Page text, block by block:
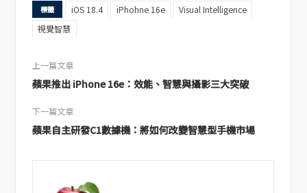
標籤 iOS 18.4 iPhohne 16e
Visual Intelligence
視覺智慧
上一篇文章
蘋果推出 iPhone 16e：效能、智慧與攝影三大突破
下一篇文章
蘋果自主研發C1數據機：將如何改變智慧型手機市場